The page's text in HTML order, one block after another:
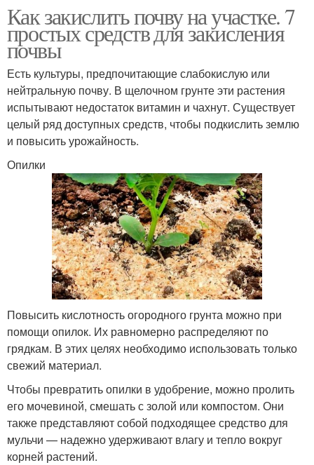
Как закислить почву на участке. 7
простых средств для закисления
почвы
Есть культуры, предпочитающие слабокислую или
нейтральную почву. В щелочном грунте эти растения
испытывают недостаток витамин и чахнут. Существует
целый ряд доступных средств, чтобы подкислить землю
и повысить урожайность.
Опилки
Повысить кислотность огородного грунта можно при
помощи опилок. Их равномерно распределяют по
грядкам. В этих целях необходимо использовать только
свежий материал.
Чтобы превратить опилки в удобрение, можно пролить
его мочевиной, смешать с золой или компостом. Они
также представляют собой подходящее средство для
мульчи — надежно удерживают влагу и тепло вокруг
корней растений.